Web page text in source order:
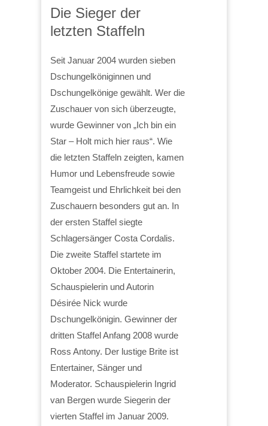
Die Sieger der
letzten Staffeln
Seit Januar 2004 wurden sieben
Dschungelköniginnen und
Dschungelkönige gewählt. Wer die
Zuschauer von sich überzeugte,
wurde Gewinner von „Ich bin ein
Star – Holt mich hier raus“. Wie
die letzten Staffeln zeigten, kamen
Humor und Lebensfreude sowie
Teamgeist und Ehrlichkeit bei den
Zuschauern besonders gut an. In
der ersten Staffel siegte
Schlagersänger Costa Cordalis.
Die zweite Staffel startete im
Oktober 2004. Die Entertainerin,
Schauspielerin und Autorin
Désirée Nick wurde
Dschungelkönigin. Gewinner der
dritten Staffel Anfang 2008 wurde
Ross Antony. Der lustige Brite ist
Entertainer, Sänger und
Moderator. Schauspielerin Ingrid
van Bergen wurde Siegerin der
vierten Staffel im Januar 2009.